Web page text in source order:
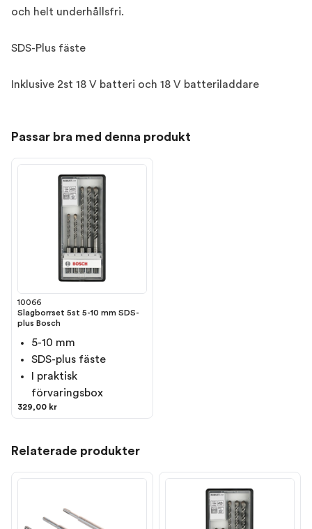
och helt underhållsfri.
SDS-Plus fäste
Inklusive 2st 18 V batteri och 18 V batteriladdare
Passar bra med denna produkt
10066
Slagborrset 5st 5-10 mm SDS-
plus Bosch
5-10 mm
SDS-plus fäste
I praktisk
förvaringsbox
329,00 kr
Relaterade produkter